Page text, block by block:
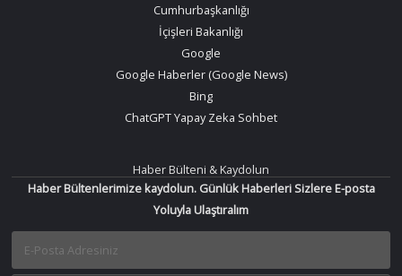
Cumhurbaşkanlığı
İçişleri Bakanlığı
Google
Google Haberler (Google News)
Bing
ChatGPT Yapay Zeka Sohbet
Haber Bülteni & Kaydolun
Haber Bültenlerimize kaydolun. Günlük Haberleri Sizlere E-posta
Yoluyla Ulaştıralım